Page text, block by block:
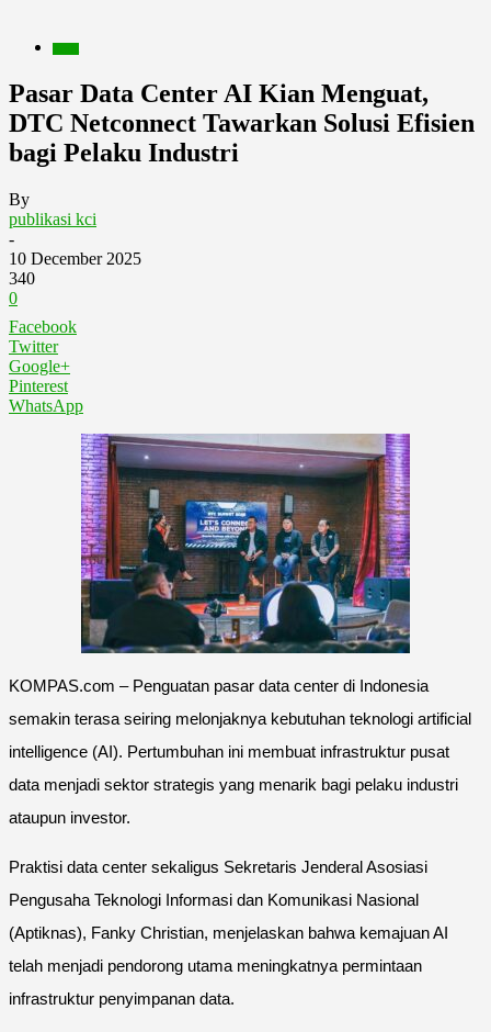
Pasar Data Center AI Kian Menguat,
DTC Netconnect Tawarkan Solusi Efisien
bagi Pelaku Industri
By
publikasi kci
-
10 December 2025
340
0
Facebook
Twitter
Google+
Pinterest
WhatsApp
KOMPAS.com – Penguatan pasar data center di Indonesia
semakin terasa seiring melonjaknya kebutuhan teknologi artificial
intelligence (AI). Pertumbuhan ini membuat infrastruktur pusat
data menjadi sektor strategis yang menarik bagi pelaku industri
ataupun investor.
Praktisi data center sekaligus Sekretaris Jenderal Asosiasi
Pengusaha Teknologi Informasi dan Komunikasi Nasional
(Aptiknas), Fanky Christian, menjelaskan bahwa kemajuan AI
telah menjadi pendorong utama meningkatnya permintaan
infrastruktur penyimpanan data.